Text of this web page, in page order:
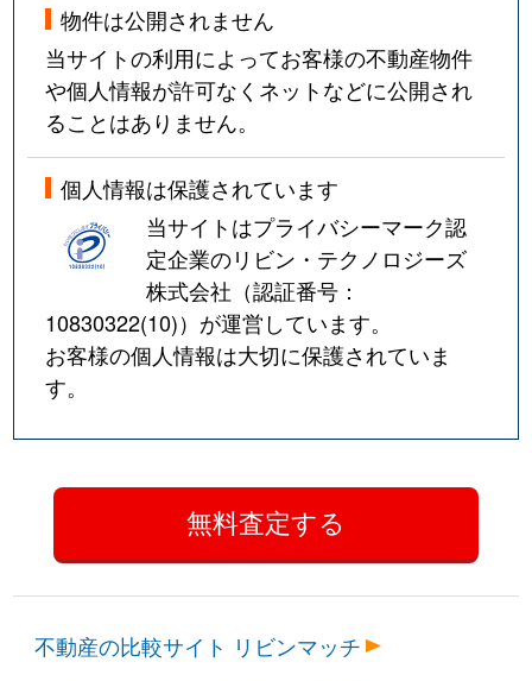
物件は公開されません
当サイトの利用によってお客様の不動産物件
や個人情報が許可なくネットなどに公開され
ることはありません。
個人情報は保護されています
当サイトはプライバシーマーク認
定企業のリビン・テクノロジーズ
株式会社（認証番号：
10830322(10)）が運営しています。
お客様の個人情報は大切に保護されていま
す。
不動産の比較サイト リビンマッチ